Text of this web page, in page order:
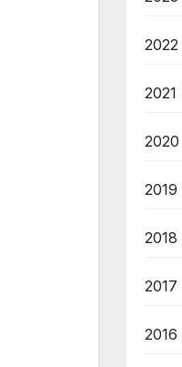
2022
2021
2020
2019
2018
2017
2016